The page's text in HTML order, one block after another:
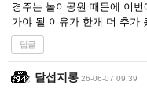
경주는 놀이공원 때문에 이
가야 될 이유가 한개 더 추가
답글
달섭지롱 26-06-07 09:39